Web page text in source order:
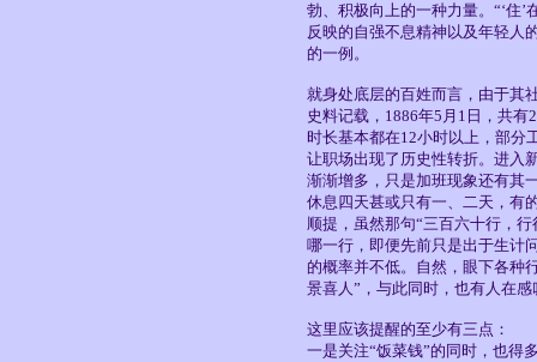
勃、积极向上的一种力量。“‘住
反映的自强不息精神以及年轻人
的一例。
就身处底层的百姓而言，由于其
史料记载，1886年5月1日，共
时长基本都在12小时以上，部分
让职场出现了历史性转折。进入
渐渐增多，只是加班现象还有其
休息四天甚或只有一、二天，有
顺提，虽然那句“三百六十行，
哪一行，即便先前只是出于生计
的概率并不低。自然，眼下各种
景喜人”，与此同时，也有人在
这里应该提醒的至少有三点：
一是关注“饭菜钱”的同时，也得